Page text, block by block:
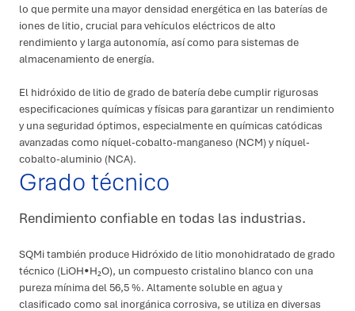
lo que permite una mayor densidad energética en las baterías de
iones de litio, crucial para vehículos eléctricos de alto
rendimiento y larga autonomía, así como para sistemas de
almacenamiento de energía.
El hidróxido de litio de grado de batería debe cumplir rigurosas
especificaciones químicas y físicas para garantizar un rendimiento
y una seguridad óptimos, especialmente en químicas catódicas
avanzadas como níquel-cobalto-manganeso (NCM) y níquel-
cobalto-aluminio (NCA).
Grado técnico
Rendimiento confiable en todas las industrias.
SQMi también produce Hidróxido de litio monohidratado de grado
técnico (LiOH•H₂O), un compuesto cristalino blanco con una
pureza mínima del 56,5 %. Altamente soluble en agua y
clasificado como sal inorgánica corrosiva, se utiliza en diversas